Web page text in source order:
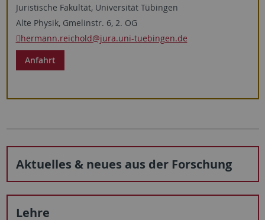
Juristische Fakultät, Universität Tübingen
Alte Physik, Gmelinstr. 6, 2. OG
hermann.reichold@jura.uni-tuebingen.de
Anfahrt
Aktuelles & neues aus der Forschung
Lehre